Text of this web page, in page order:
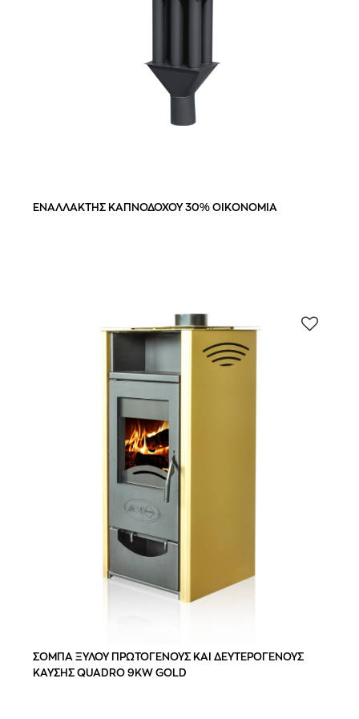
ΕΝΑΛΛΑΚΤΗΣ ΚΑΠΝΟΔΟΧΟΥ 30% ΟΙΚΟΝΟΜΙΑ
ΣΟΜΠΑ ΞΥΛΟΥ ΠΡΩΤΟΓΕΝΟΥΣ ΚΑΙ ΔΕΥΤΕΡΟΓΕΝΟΥΣ
ΚΑΥΣΗΣ QUADRO 9KW GOLD